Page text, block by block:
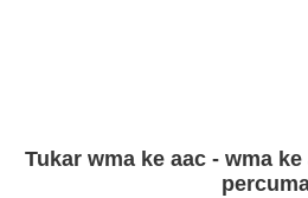
Tukar wma ke aac - wma